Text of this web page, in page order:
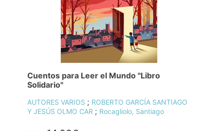
Cuentos para Leer el Mundo "Libro
Solidario"
AUTORES VARIOS ; ROBERTO GARCÍA SANTIAGO
Y JESÚS OLMO CAR ; Rocagliolo, Santiago